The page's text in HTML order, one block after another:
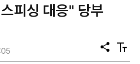
피싱 대응" 당부
공
유
텍
스